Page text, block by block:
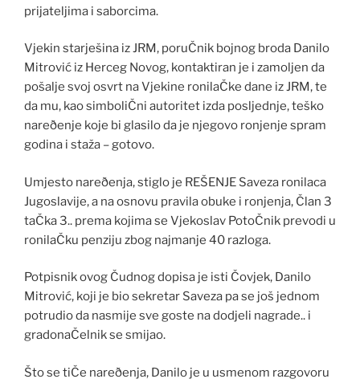
prijateljima i saborcima.
Vjekin starješina iz JRM, poruČnik bojnog broda Danilo
Mitrović iz Herceg Novog, kontaktiran je i zamoljen da
pošalje svoj osvrt na Vjekine ronilaČke dane iz JRM, te
da mu, kao simboliČni autoritet izda posljednje, teško
nareðenje koje bi glasilo da je njegovo ronjenje spram
godina i staža – gotovo.
Umjesto nareðenja, stiglo je REŠENJE Saveza ronilaca
Jugoslavije, a na osnovu pravila obuke i ronjenja, Član 3
taČka 3.. prema kojima se Vjekoslav PotoČnik prevodi u
ronilaČku penziju zbog najmanje 40 razloga.
Potpisnik ovog Čudnog dopisa je isti Čovjek, Danilo
Mitrović, koji je bio sekretar Saveza pa se još jednom
potrudio da nasmije sve goste na dodjeli nagrade.. i
gradonaČelnik se smijao.
Što se tiČe nareðenja, Danilo je u usmenom razgovoru